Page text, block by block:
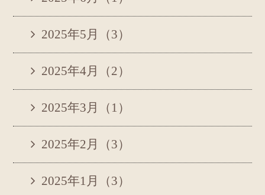
2025年5月（3）
2025年4月（2）
2025年3月（1）
2025年2月（3）
2025年1月（3）